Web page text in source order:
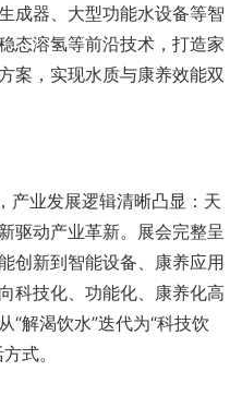
成器、大型功能水设备等智
态溶氢等前沿技术，打造家
案，实现水质与康养效能双
产业发展逻辑清晰凸显：天
驱动产业革新。展会完整呈
创新到智能设备、康养应用
科技化、功能化、康养化高
“解渴饮水”迭代为“科技饮
式。